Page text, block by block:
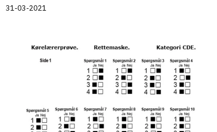
31-03-2021